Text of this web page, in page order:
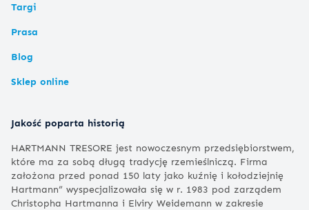
Targi
Prasa
Blog
Sklep online
Jakość poparta historią
HARTMANN TRESORE jest nowoczesnym przedsiębiorstwem,
które ma za sobą długą tradycję rzemieślniczą. Firma
założona przed ponad 150 laty jako kuźnię i kołodziejnię
Hartmann” wyspecjalizowała się w r. 1983 pod zarządem
Christopha Hartmanna i Elviry Weidemann w zakresie